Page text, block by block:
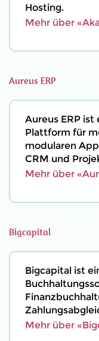
Hosting.
Mehr über
Aureus ERP
Aureus ERP
Plattform für
modularen
CRM und
Mehr über
Bigcapital
Bigcapital ist
Mehr über